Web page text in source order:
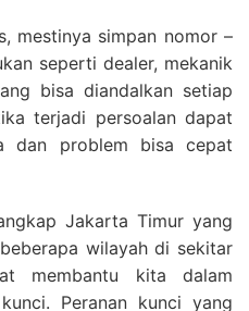
mestinya simpan nomor –
seperti dealer, mekanik
bisa diandalkan setiap
terjadi persoalan dapat
dan problem bisa cepat
Jakarta Timur yang
wilayah di sekitar
membantu kita dalam
Peranan kunci yang